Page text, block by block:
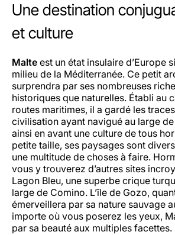
Une destination
et culture
Malte est un état insulaire d’Europe
milieu de la Méditerranée. Ce petit
surprendra par ses nombreuses
historiques que naturelles. Établi au
routes maritimes, il a gardé les
civilisation ayant navigué au large
ainsi en avant une culture de tous
petite taille, ses paysages sont
une multitude de choses à faire.
vous y trouverez d’autres sites
Lagon Bleu, une superbe crique
large de Comino. L’île de Gozo,
émerveillera par sa nature sauvage
importe où vous poserez les yeux,
par sa beauté aux multiples facettes.